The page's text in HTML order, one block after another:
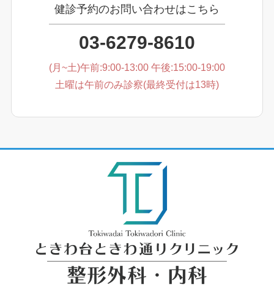
健診予約のお問い合わせはこちら
03-6279-8610
(月~土)午前:9:00-13:00 午後:15:00-19:00
土曜は午前のみ診察(最終受付は13時)